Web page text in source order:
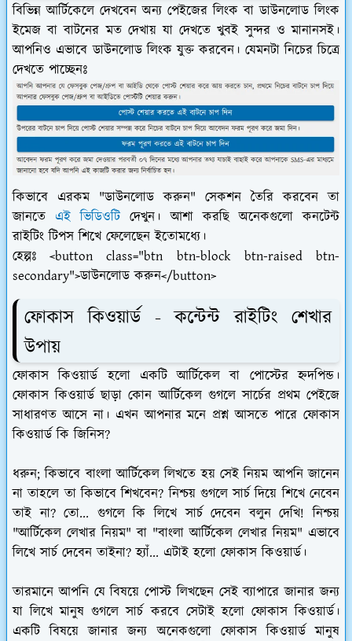
বিভিন্ন আর্টিকেলে দেখবেন অন্য পেইজের লিংক বা ডাউনলোড লিংক
ইমেজ বা বাটনের মত দেখায় যা দেখতে খুবই সুন্দর ও মানানসই।
আপনিও এভাবে ডাউনলোড লিংক যুক্ত করবেন। যেমনটা নিচের চিত্রে
দেখতে পাচ্ছেনঃ
কিভাবে এরকম "ডাউনলোড করুন" সেকশন তৈরি করবেন তা
জানতেএই ভিডিওটিদেখুন। আশা করছি অনেকগুলো কনটেন্ট
রাইটিং টিপস শিখে ফেলেছেন ইতোমধ্যে।
হেল্পঃ <button class="btn btn-block btn-raised btn-
secondary">ডাউনলোড করুন</button>
ফোকাস কিওয়ার্ড - কন্টেন্ট রাইটিং শেখার
উপায়
ফোকাস কিওয়ার্ড হলো একটি আর্টিকেল বা পোস্টের হ্নদপিন্ড।
ফোকাস কিওয়ার্ড ছাড়া কোন আর্টিকেল গুগলে সার্চের প্রথম পেইজে
সাধারণত আসে না। এখন আপনার মনে প্রশ্ন আসতে পারে ফোকাস
কিওয়ার্ড কি জিনিস?
ধরুন; কিভাবে বাংলা আর্টিকেল লিখতে হয় সেই নিয়ম আপনি জানেন
না তাহলে তা কিভাবে শিখবেন? নিশ্চয় গুগলে সার্চ দিয়ে শিখে নেবেন
তাই না? তো... গুগলে কি লিখে সার্চ দেবেন বলুন দেখি! নিশ্চয়
"আর্টিকেল লেখার নিয়ম" বা "বাংলা আর্টিকেল লেখার নিয়ম" এভাবে
লিখে সার্চ দেবেন তাইনা? হ্যাঁ... এটাই হলো ফোকাস কিওয়ার্ড।
তারমানে আপনি যে বিষয়ে পোস্ট লিখছেন সেই ব্যাপারে জানার জন্য
যা লিখে মানুষ গুগলে সার্চ করবে সেটাই হলো ফোকাস কিওয়ার্ড।
একটি বিষয়ে জানার জন্য অনেকগুলো ফোকাস কিওয়ার্ড মানুষ